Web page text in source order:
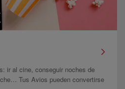
ir al cine, conseguir noches de
Tus Avios pueden convertirse